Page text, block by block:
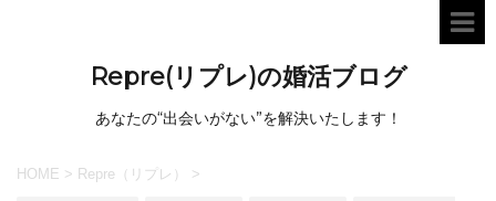
Repre(リプレ)の婚活ブログ
あなたの“出会いがない”を解決いたします！
HOME > Repre（リプレ） >